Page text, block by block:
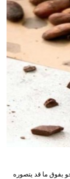
يفوق ما قد يتصوره